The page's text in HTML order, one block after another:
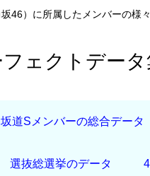
）に所属したメンバーの様
ェクトデータ
道Sメンバーの総合データ
選抜総選挙のデータ